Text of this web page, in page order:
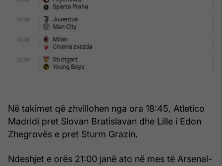
Në takimet që zhvillohen nga ora 18:45, Atletico
Madridi pret Slovan Bratislavan dhe Lille i Edon
Zhegrovës e pret Sturm Grazin.
Ndeshjet e orës 21:00 janë ato në mes të Arsenal-